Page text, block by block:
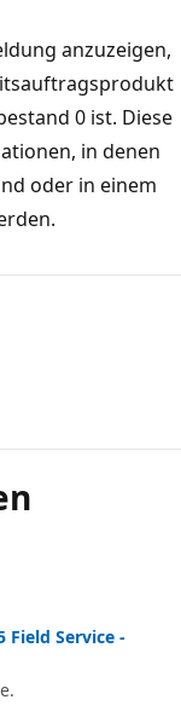
anzuzeigen,
0 ist. Diese
in denen
oder in einem
Service -